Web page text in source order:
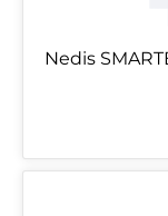
Nedis